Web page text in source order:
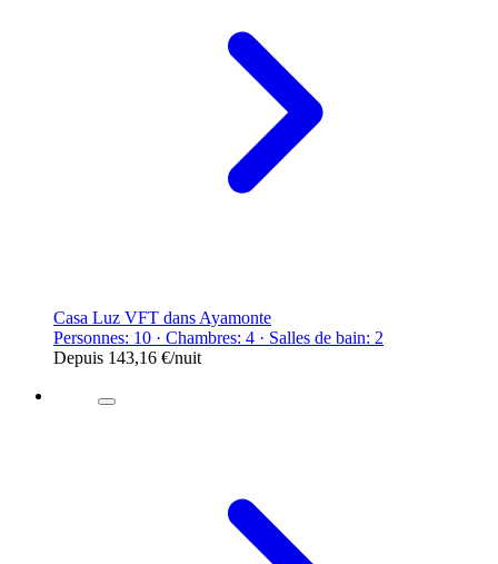
Casa Luz VFT dans Ayamonte
Personnes: 10 · Chambres: 4 · Salles de bain: 2
Depuis 143,16 €/nuit